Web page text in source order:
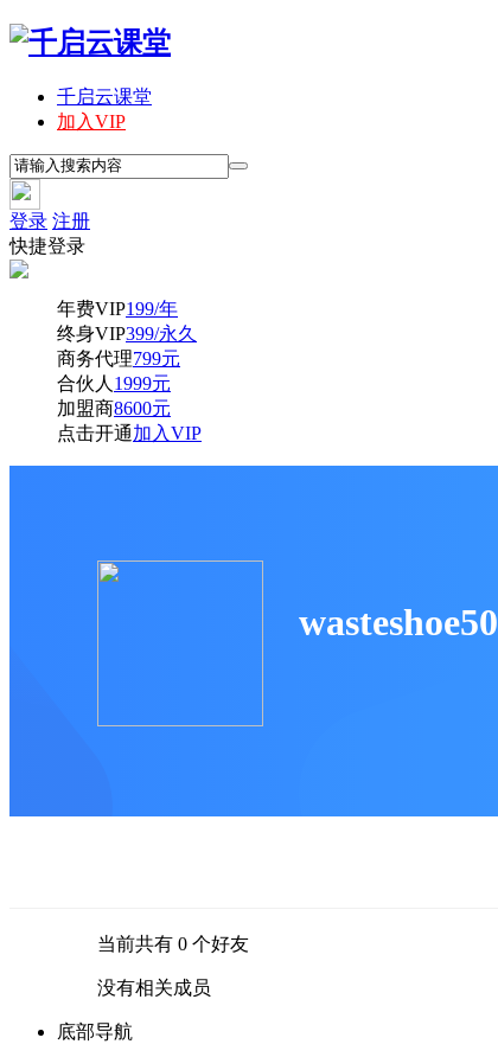
千启云课堂
加入VIP
登录 注册
快捷登录
年费VIP199/年
终身VIP399/永久
商务代理799元
合伙人 1999元
加盟商8600元
点击开通加入VIP
wasteshoe50
当前共有 0 个好友
没有相关成员
底部导航